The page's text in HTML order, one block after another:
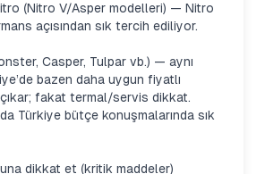
(Nitro V/Aspеr modelleri) — Nitro
açısından sık tercih ediliyor.
Casper, Tulpar vb.) — aynı
bazen daha uygun fiyatlı
fakat termal/servis dikkat.
Türkiye bütçe konuşmalarında sık
dikkat et (kritik maddeler)